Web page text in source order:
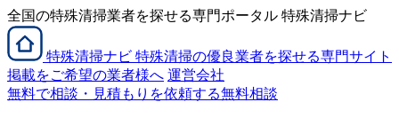
全国の特殊清掃業者を探せる専門ポータル 特殊清掃ナビ
特殊清掃ナビ 特殊清掃の優良業者を探せる専門サイト
掲載をご希望の業者様へ 運営会社
無料で相談・見積もりを依頼する無料相談